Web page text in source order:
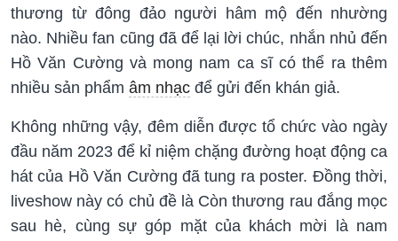
thương từ đông đảo người hâm mộ đến nhường
nào. Nhiều fan cũng đã để lại lời chúc, nhắn nhủ đến
Hồ Văn Cường và mong nam ca sĩ có thể ra thêm
nhiều sản phẩm âm nhạc để gửi đến khán giả.
Không những vậy, đêm diễn được tổ chức vào ngày
đầu năm 2023 để kỉ niệm chặng đường hoạt động ca
hát của Hồ Văn Cường đã tung ra poster. Đồng thời,
liveshow này có chủ đề là Còn thương rau đắng mọc
sau hè, cùng sự góp mặt của khách mời là nam